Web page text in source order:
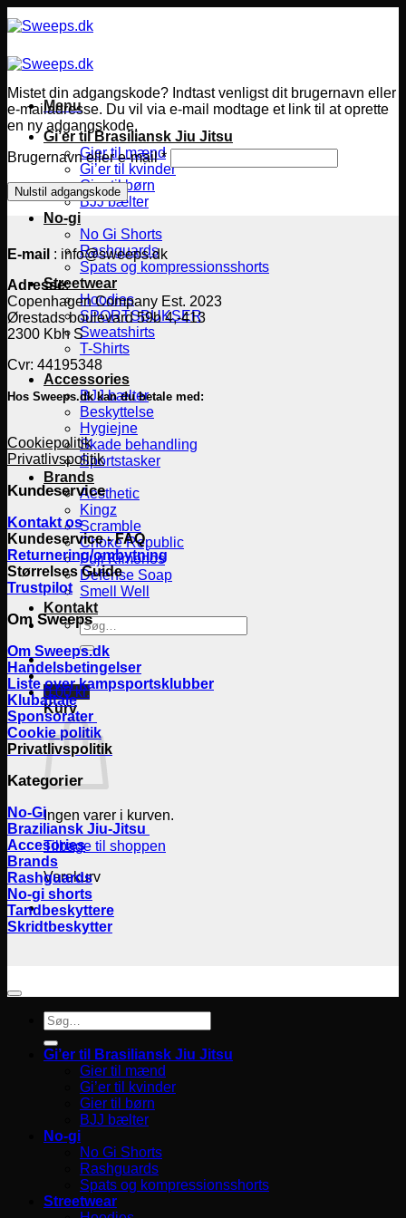
til
Menu
Gi’er til Brasiliansk Jiu Jitsu
Gier til mænd
Gi’er til kvinder
Gier til børn
BJJ bælter
No-gi
No Gi Shorts
Rashguards
Spats og kompressionsshorts
Streetwear
Hoodies
SPORTSBUKSER
Sweatshirts
T-Shirts
Accessories
BJJ bælter
Beskyttelse
Hygiejne
Skade behandling
Sportstasker
Brands
Aesthetic
Kingz
Scramble
Choke Republic
Fuji Kimonos
Defense Soap
Smell Well
Kontakt
Søg
efter:
0,00kr.
Kurv
Ingen varer i kurven.
Tilbage til shoppen
Varekurv
Mistet din adgangskode? Indtast venligst dit brugernavn eller
e-mailadresse. Du vil via e-mail modtage et link til at oprette
en ny adgangskode.
Brugernavn eller e-mail*Påkrævet
Nulstil adgangskode
E-mail : info@sweeps.dk
Adresse:
Copenhagen Company Est. 2023
Ørestads boulevard 59b 4,-413
2300 Kbh S
Cvr: 44195348
Hos Sweeps.dk kan du betale med:
Cookiepolitik
Privatlivspolitik
Kundeservice
Kontakt os
Kundeservice - FAQ
Returnering/ombytning
Størrelses Guide
Trustpilot
Om Sweeps
Om Sweeps.dk
Handelsbetingelser
Liste over kampsportsklubber
Klubaftale
Sponsorater
Cookie politik
Privatlivspolitik
Kategorier
No-Gi
Braziliansk Jiu-Jitsu
Accesories
Brands
Rashguards
No-gi shorts
Tandbeskyttere
Skridtbeskytter
Søg
efter:
Gi’er til Brasiliansk Jiu Jitsu
Gier til mænd
Gi’er til kvinder
Gier til børn
BJJ bælter
No-gi
No Gi Shorts
Rashguards
Spats og kompressionsshorts
Streetwear